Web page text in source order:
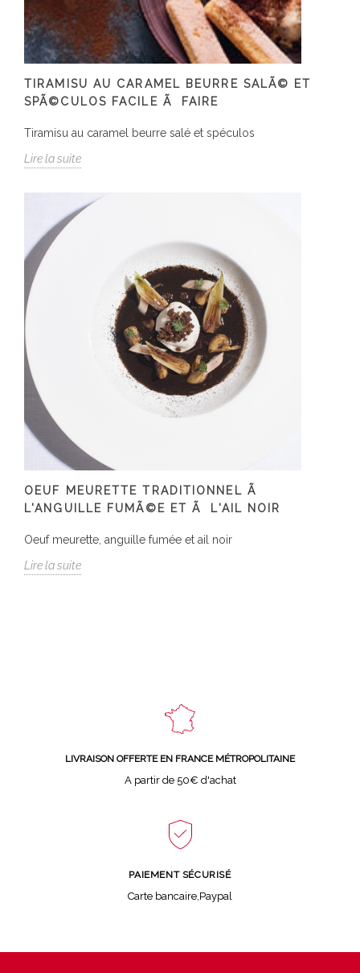
TIRAMISU AU CARAMEL BEURRE SALÃ© ET
SPÃ©CULOS FACILE Ã FAIRE
Tiramisu au caramel beurre salé et spéculos
Lire la suite
OEUF MEURETTE TRADITIONNEL Ã
L'ANGUILLE FUMÃ©E ET Ã L'AIL NOIR
Oeuf meurette, anguille fumée et ail noir
Lire la suite
LIVRAISON OFFERTE EN FRANCE MÉTROPOLITAINE
A partir de 50€ d'achat
PAIEMENT SÉCURISÉ
Carte bancaire,Paypal